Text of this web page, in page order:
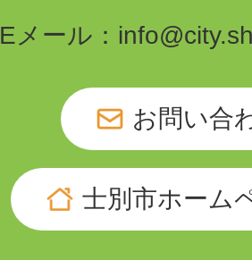
Eメール：
お問い合
士別市ホーム